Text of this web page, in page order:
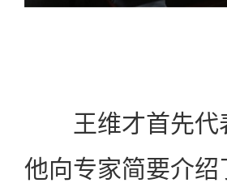
王维才首先代
他向专家简要介